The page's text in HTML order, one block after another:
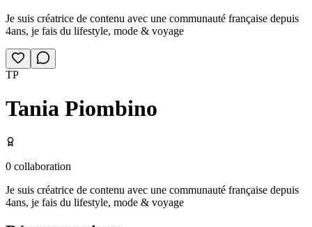
Je suis créatrice de contenu avec une communauté française depuis
4ans, je fais du lifestyle, mode & voyage
TP
Tania Piombino
0 collaboration
Je suis créatrice de contenu avec une communauté française depuis
4ans, je fais du lifestyle, mode & voyage